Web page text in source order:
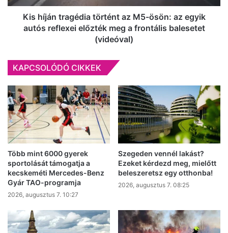
egyik
autós
reflexei
a
frontális
(videóval)
Kis híján tragédia történt az M5-ösön: az egyik
autós reflexei előzték meg a frontális balesetet
(videóval)
KAPCSOLÓDÓ CIKKEK
Több mint 6000 gyerek
sportolását támogatja a
kecskeméti Mercedes-Benz
Gyár TAO-programja
2026, augusztus 7. 10:27
Szegeden vennél lakást?
Ezeket kérdezd meg, mielőtt
beleszeretsz egy otthonba!
2026, augusztus 7. 08:25